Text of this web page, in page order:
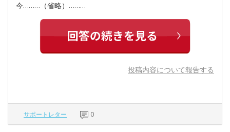
今………（省略）………
投稿内容について報告する
サポートレター 0